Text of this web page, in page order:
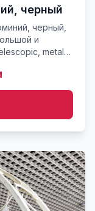
черный
черный,
и